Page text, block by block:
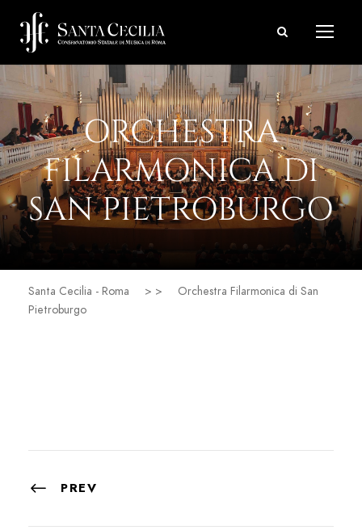
ORCHESTRA
FILARMONICA DI
SAN PIETROBURGO
Santa Cecilia - Roma > >
Orchestra Filarmonica di San
Pietroburgo
PREV